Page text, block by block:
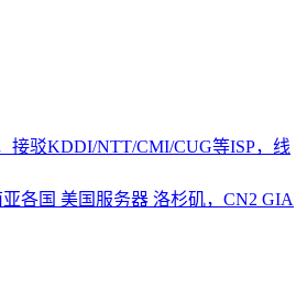
接驳KDDI/NTT/CMI/CUG等ISP，线
各国 美国服务器 洛杉矶，CN2 GIA